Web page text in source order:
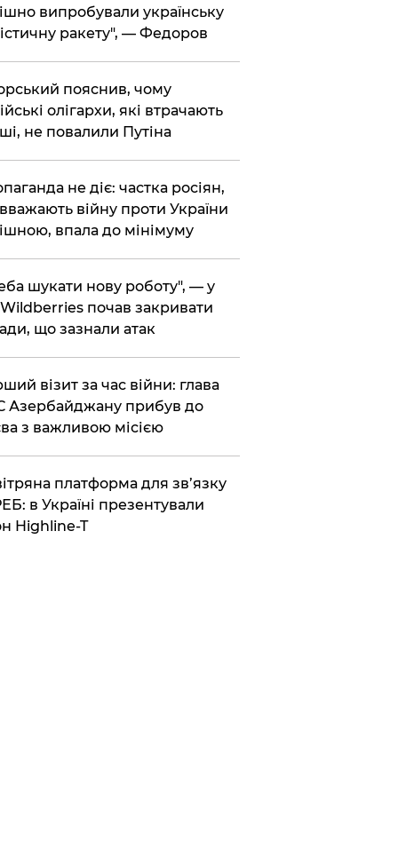
випробували українську
ракету", — Федоров
пояснив, чому
олігархи, які втрачають
не повалили Путіна
не діє: частка росіян,
війну проти України
впала до мінімуму
шукати нову роботу", — у
почав закривати
що зазнали атак
візит за час війни: глава
Азербайджану прибув до
з важливою місією
платформа для зв’язку
в Україні презентували
Highline-T